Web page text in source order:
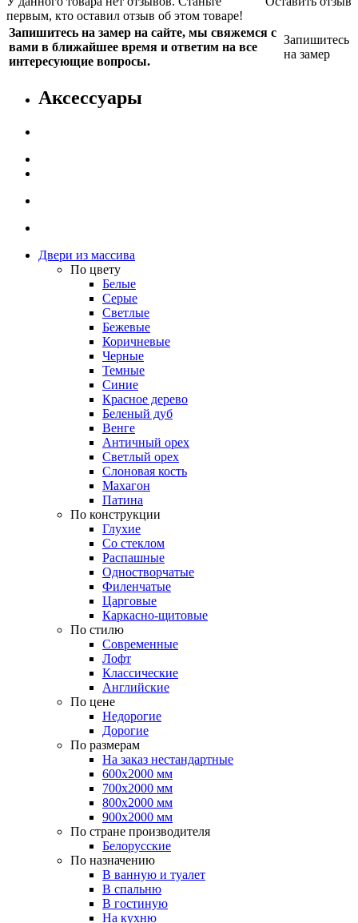
первым, кто оставил отзыв об этом товаре!
Запишитесь на замер на сайте, мы свяжемся с
вами в ближайшее время и ответим на все
интересующие вопросы.
Запишитесь
на замер
Аксессуары
Двери из массива
По цвету
Белые
Серые
Светлые
Бежевые
Коричневые
Черные
Темные
Синие
Красное дерево
Беленый дуб
Венге
Античный орех
Светлый орех
Слоновая кость
Махагон
Патина
По конструкции
Глухие
Со стеклом
Распашные
Одностворчатые
Филенчатые
Царговые
Каркасно-щитовые
По стилю
Современные
Лофт
Классические
Английские
По цене
Недорогие
Дорогие
По размерам
На заказ нестандартные
600х2000 мм
700х2000 мм
800х2000 мм
900х2000 мм
По стране производителя
Белорусские
По назначению
В ванную и туалет
В спальню
В гостиную
На кухню